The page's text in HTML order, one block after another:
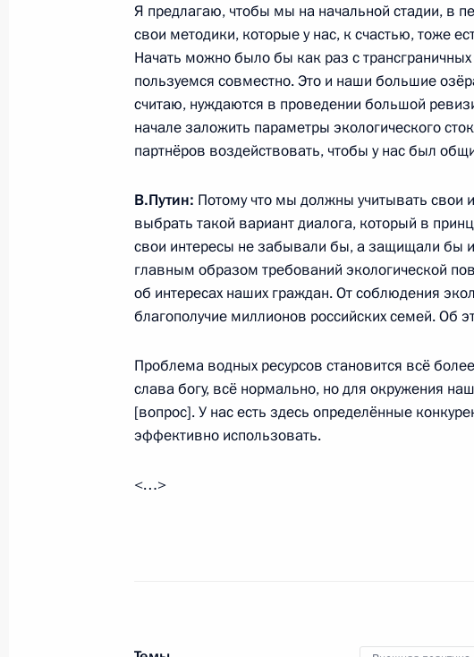
30 октября 2025 года, четверг
Встреча с главой «Роснано» Сергеем
30 октября 2025 года, 13:50 Москва, Кремль
29 октября 2025 года, среда
Совещание с членами Правительства
29 октября 2025 года, 14:05 Москва, Кремль
28 октября 2025 года, вторник
Встреча с губернатором Ямало-Ненецкого
Дмитрием Артюховым
Я предлагаю, чтобы мы на начальной стадии, в
свои методики, которые у нас, к счастью, тоже
Начать можно было бы как раз с
пользуемся совместно. Это и наши большие
считаю, нуждаются в проведении большой
начале заложить параметры экологического
партнёров воздействовать, чтобы у нас был
В.Путин: Потому что мы должны учитывать свои
выбрать такой вариант диалога, который в
свои интересы не забывали бы, а защищали бы
главным образом требований экологической
об интересах наших граждан. От соблюдения
благополучие миллионов российских семей.
Проблема водных ресурсов становится всё
слава богу, всё нормально, но для окружения
[вопрос]. У нас есть здесь определённые
эффективно использовать.
<…>